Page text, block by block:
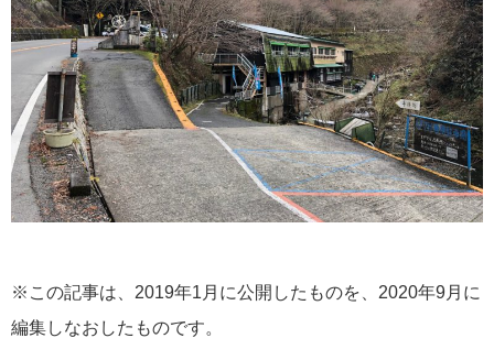
※この記事は、2019年1月に公開したものを、2020年9月に
編集しなおしたものです。